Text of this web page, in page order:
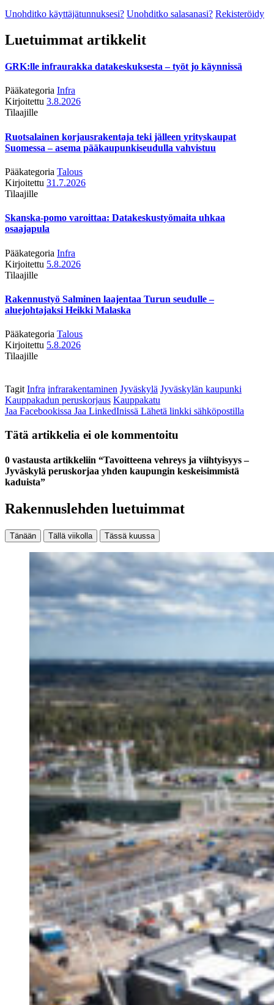
Unohditko käyttäjätunnuksesi? Unohditko salasanasi? Rekisteröidy
Luetuimmat artikkelit
GRK:lle infraurakka datakeskuksesta – työt jo käynnissä
Pääkategoria Infra
Kirjoitettu 3.8.2026
Tilaajille
Ruotsalainen korjausrakentaja teki jälleen yrityskaupat
Suomessa – asema pääkaupunkiseudulla vahvistuu
Pääkategoria Talous
Kirjoitettu 31.7.2026
Tilaajille
Skanska-pomo varoittaa: Datakeskustyömaita uhkaa
osaajapula
Pääkategoria Infra
Kirjoitettu 5.8.2026
Tilaajille
Rakennustyö Salminen laajentaa Turun seudulle –
aluejohtajaksi Heikki Malaska
Pääkategoria Talous
Kirjoitettu 5.8.2026
Tilaajille
Tagit Infra infrarakentaminen Jyväskylä Jyväskylän kaupunki
Kauppakadun peruskorjaus Kauppakatu
Jaa Facebookissa Jaa LinkedInissä Lähetä linkki sähköpostilla
Tätä artikkelia ei ole kommentoitu
0 vastausta artikkeliin “Tavoitteena vehreys ja viihtyisyys –
Jyväskylä peruskorjaa yhden kaupungin keskeisimmistä
kaduista”
Rakennuslehden luetuimmat
Tänään Tällä viikolla Tässä kuussa